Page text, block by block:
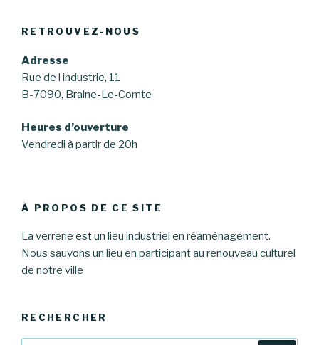
RETROUVEZ-NOUS
Adresse
Rue de l industrie, 11
B-7090, Braine-Le-Comte
Heures d’ouverture
Vendredi à partir de 20h
À PROPOS DE CE SITE
La verrerie est un lieu industriel en réaménagement.
Nous sauvons un lieu en participant au renouveau culturel
de notre ville
RECHERCHER